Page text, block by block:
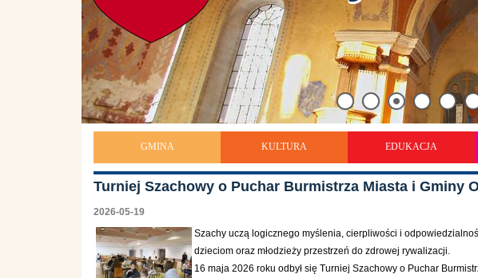
GMINA KULTURA EDUKACJA
Turniej Szachowy o Puchar Burmistrza Miasta i Gminy
2026-05-19
Szachy uczą logicznego myślenia, cierpliwości i
dzieciom oraz młodzieży przestrzeń do zdrowej rywalizacji.
16 maja 2026 roku odbył się Turniej Szachowy o Puchar